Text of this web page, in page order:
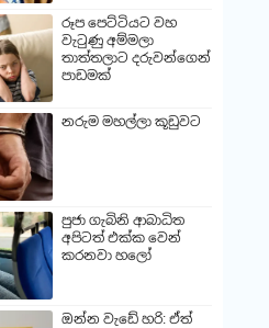
රූප පෙට්ටියට වහ
වැටුණු අම්මලා
තාත්තලාට දරුවන්ගෙන්
පාඩමක්
නරුම මහල්ලා කූඩුවට
පුජා ගැබිනි ආබාධිත
අපිටත් එක්ක වෙන්
කරනවා හලෝ
ඔන්න වැඩේ හරි: ඒත්